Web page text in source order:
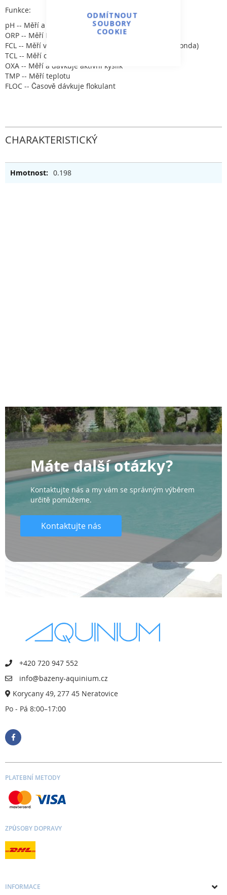
ODMÍTNOUT
SOUBORY
COOKIE
Funkce:
pH -- Měří a dávkuje pH (0,00--14,00 pH)
ORP -- Měří Redox a dávkuje chlór (±1000 mV)
FCL -- Měří volný a dávkuje chlór (potenciostatická sonda)
TCL -- Měří celkový chlór (potenciostatická sonda)
OXA -- Měří a dávkuje aktivní kyslík
TMP -- Měří teplotu
FLOC -- Časově dávkuje flokulant
CHARAKTERISTICKÝ
0.198
Máte další otázky?
Kontaktujte nás a my vám se správným výběrem
určitě pomůžeme.
Kontaktujte nás
+420 720 947 552
info@bazeny-aquinium.cz
Korycany 49, 277 45 Neratovice
Po - Pá 8:00–17:00
PLATEBNÍ METODY
ZPŮSOBY DOPRAVY
INFORMACE